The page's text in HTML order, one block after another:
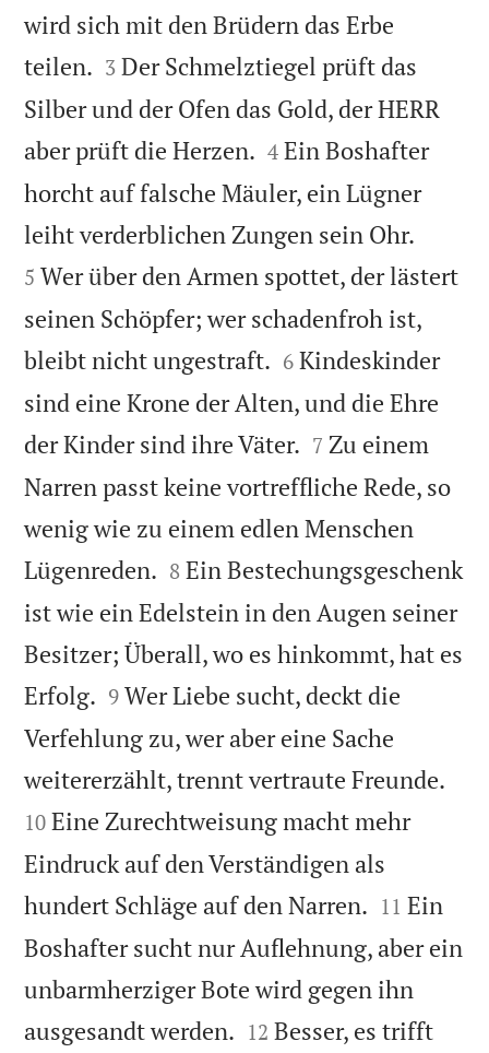
wird sich mit den Brüdern das Erbe
teilen. 

3 Der Schmelztiegel prüft das
Silber und der Ofen das Gold, der HERR
aber prüft die Herzen. 

4 Ein Boshafter
horcht auf falsche Mäuler, ein Lügner
leiht verderblichen Zungen sein Ohr.
5 Wer über den Armen spottet, der lästert
seinen Schöpfer; wer schadenfroh ist,
bleibt nicht ungestraft. 

6 Kindeskinder
sind eine Krone der Alten, und die Ehre
der Kinder sind ihre Väter. 

7 Zu einem
Narren passt keine vortreffliche Rede, so
wenig wie zu einem edlen Menschen
Lügenreden. 

8 Ein Bestechungsgeschenk
ist wie ein Edelstein in den Augen seiner
Besitzer; Überall, wo es hinkommt, hat es
Erfolg. 

9 Wer Liebe sucht, deckt die
Verfehlung zu, wer aber eine Sache
weitererzählt, trennt vertraute Freunde.
10 Eine Zurechtweisung macht mehr
Eindruck auf den Verständigen als
hundert Schläge auf den Narren. 

11 Ein
Boshafter sucht nur Auflehnung, aber ein
unbarmherziger Bote wird gegen ihn
ausgesandt werden. 

12 Besser, es trifft